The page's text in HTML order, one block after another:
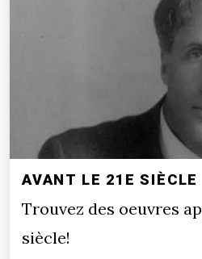
AVANT LE 21E SIÈCLE
Trouvez des oeuvres
siècle!